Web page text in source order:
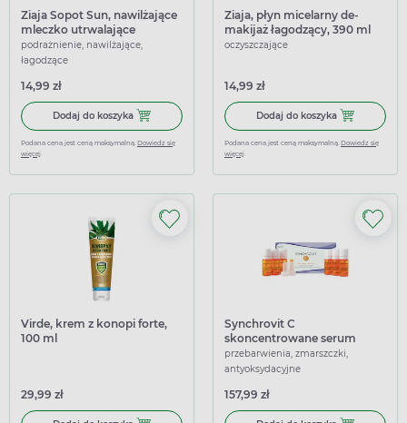
Ziaja Sopot Sun, nawilżające
mleczko utrwalające
opaleniznę, 200 ml
podrażnienie, nawilżające,
łagodzące
14,99 zł
Dodaj do koszyka Dodaj do koszyka Ziaja Sopot Sun, nawilżające mleczko
Podana cena jest ceną maksymalną. Dowiedz się
więcej
Ziaja, płyn micelarny de-
makijaż łagodzący, 390 ml
oczyszczające
14,99 zł
Dodaj do koszyka Dodaj do
Podana cena jest ceną maksymalną. Dowiedz się
więcej
Virde, krem z konopi forte,
100 ml
29,99 zł
Synchrovit C
skoncentrowane serum
liposomowe z witaminą C
10% + SOD i cynk, 6 x 5 ml
przebarwienia, zmarszczki,
antyoksydacyjne
157,99 zł